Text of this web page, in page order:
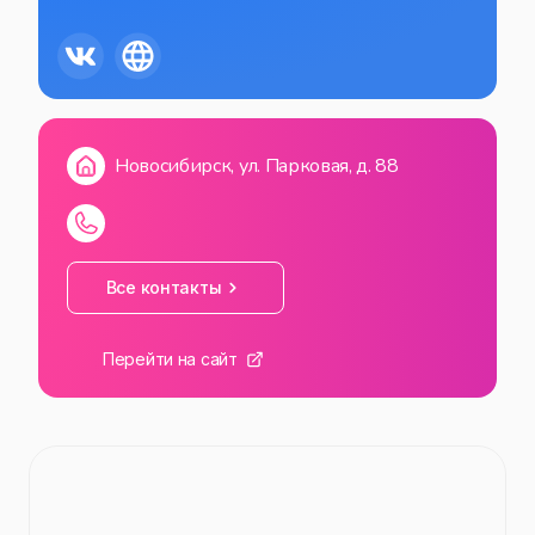
Новосибирск, ул. Парковая, д. 88
Все контакты
Перейти на сайт